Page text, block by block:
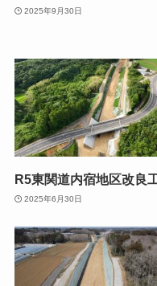
2025年9月30日
R5東関道内宿地区改良
2025年6月30日